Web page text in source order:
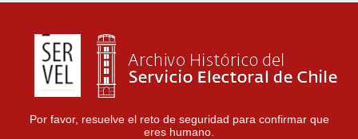
Por favor, resuelve el reto de seguridad para confirmar que
eres humano.